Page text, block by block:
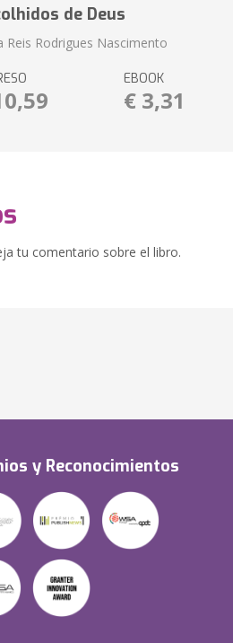
de Deus
Reis Rodrigues Nascimento
EBOOK
€ 3,31
tu comentario sobre el libro.
y Reconocimientos